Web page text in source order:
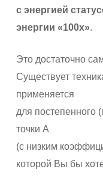
с энергией
энергии «100х».
Это достаточно
Существует
применяется
для постепенного
точки А
(с низким
которой Вы бы